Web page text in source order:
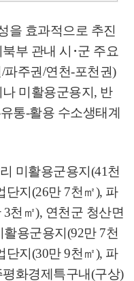
을 효과적으로 추진
부 관내 시 ･군 주요
/파주권/연천-포천권)
미활용군용지 , 반
유통-활용 수소생태계
미활용군용지 (41천
단지 (26만 7천 ㎡), 파
3천 ㎡), 연천군 청산면
용군용지 (92만 7천
단지 (30만9천 ㎡), 파
화경제특구내(구상)